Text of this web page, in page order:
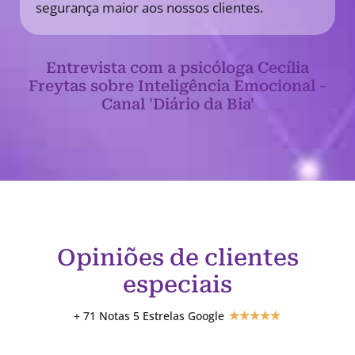
segurança maior aos nossos clientes.
Entrevista com a psicóloga Cecília
Freytas sobre Inteligência Emocional -
Canal 'Diário da Bia'
Opiniões de clientes
especiais
+ 71 Notas 5 Estrelas Google ★★★★★